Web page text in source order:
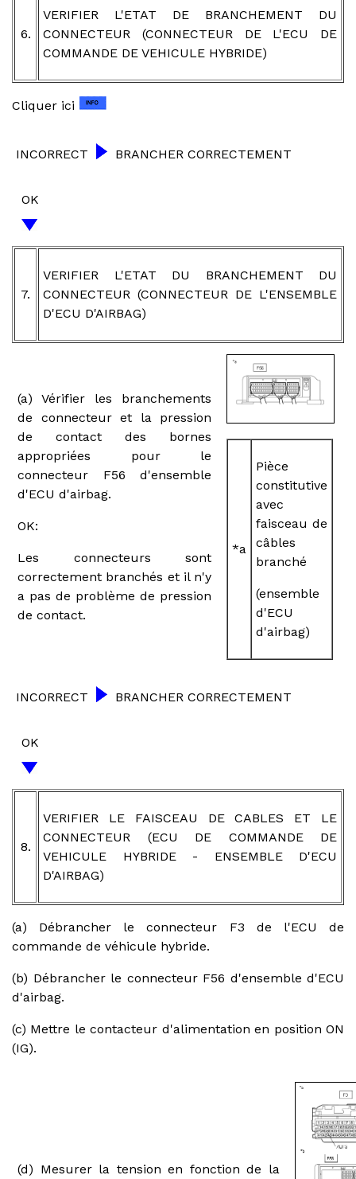
6.
VERIFIER L'ETAT DE BRANCHEMENT DU
CONNECTEUR (CONNECTEUR DE L'ECU DE
COMMANDE DE VEHICULE HYBRIDE)
Cliquer ici
INCORRECT BRANCHER CORRECTEMENT
OK
7.
VERIFIER L'ETAT DU BRANCHEMENT DU
CONNECTEUR (CONNECTEUR DE L'ENSEMBLE
D'ECU D'AIRBAG)
(a) Vérifier les branchements
de connecteur et la pression
de contact des bornes
appropriées pour le
connecteur F56 d'ensemble
d'ECU d'airbag.
OK:
Les connecteurs sont
correctement branchés et il n'y
a pas de problème de pression
de contact.
*a
Pièce
constitutive
avec
faisceau de
câbles
branché
(ensemble
d'ECU
d'airbag)
INCORRECT BRANCHER CORRECTEMENT
OK
8.
VERIFIER LE FAISCEAU DE CABLES ET LE
CONNECTEUR (ECU DE COMMANDE DE
VEHICULE HYBRIDE - ENSEMBLE D'ECU
D'AIRBAG)
(a) Débrancher le connecteur F3 de l'ECU de
commande de véhicule hybride.
(b) Débrancher le connecteur F56 d'ensemble d'ECU
d'airbag.
(c) Mettre le contacteur d'alimentation en position ON
(IG).
(d) Mesurer la tension en fonction de la